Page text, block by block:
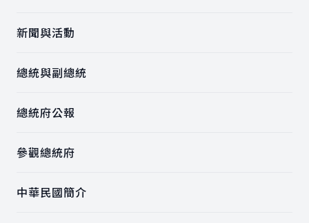
新聞與活動
總統與副總統
總統府公報
參觀總統府
中華民國簡介